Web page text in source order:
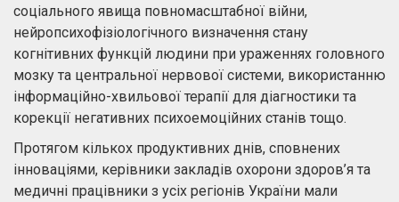
соціального явища повномасштабної війни,
нейропсихофізіологічного визначення стану
когнітивних функцій людини при ураженнях головного
мозку та центральної нервової системи, використанню
інформаційно-хвильової терапії для діагностики та
корекції негативних психоемоційних станів тощо.
Протягом кількох продуктивних днів, сповнених
інноваціями, керівники закладів охорони здоров’я та
медичні працівники з усіх регіонів України мали